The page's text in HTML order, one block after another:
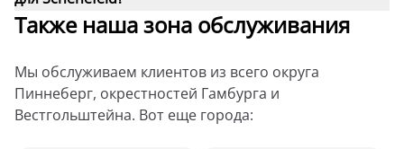
Также наша зона обслуживания
Мы обслуживаем клиентов из всего округа
Пиннеберг, окрестностей Гамбурга и
Вестгольштейна. Вот еще города: